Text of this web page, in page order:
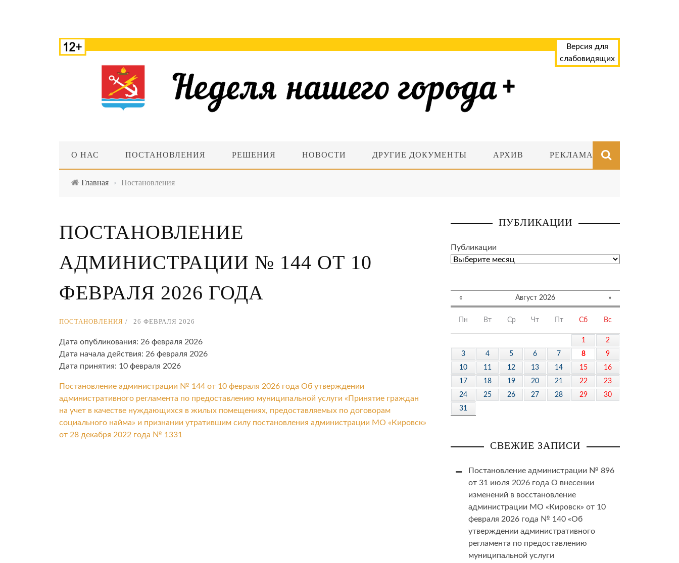
Версия для
слабовидящих
О НАС ПОСТАНОВЛЕНИЯ РЕШЕНИЯ НОВОСТИ ДРУГИЕ ДОКУМЕНТЫ АРХИВ РЕКЛАМА
Главная › Постановления
ПОСТАНОВЛЕНИЕ
АДМИНИСТРАЦИИ № 144 ОТ 10
ФЕВРАЛЯ 2026 ГОДА
ПОСТАНОВЛЕНИЯ 26 ФЕВРАЛЯ 2026
Дата опубликования: 26 февраля 2026
Дата начала действия: 26 февраля 2026
Дата принятия: 10 февраля 2026
Постановление администрации № 144 от 10 февраля 2026 года Об утверждении
административного регламента по предоставлению муниципальной услуги «Принятие граждан
на учет в качестве нуждающихся в жилых помещениях, предоставляемых по договорам
социального найма» и признании утратившим силу постановления администрации МО «Кировск»
от 28 декабря 2022 года № 1331
ПУБЛИКАЦИИ
Публикации
« Август 2026 »
Пн Вт Ср Чт Пт Сб Вс
1
2
3
4 5 6 7 8
9
10
11 12 13 14 15
16
17
18 19 20 21 22
23
24
25 26 27 28 29
30
31
СВЕЖИЕ ЗАПИСИ
Постановление администрации № 896
от 31 июля 2026 года О внесении
изменений в восстановление
администрации МО «Кировск» от 10
февраля 2026 года № 140 «Об
утверждении административного
регламента по предоставлению
муниципальной услуги